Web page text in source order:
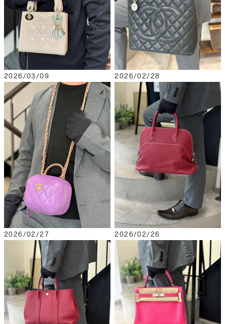
2026/03/09 2026/02/28
2026/02/27 2026/02/26